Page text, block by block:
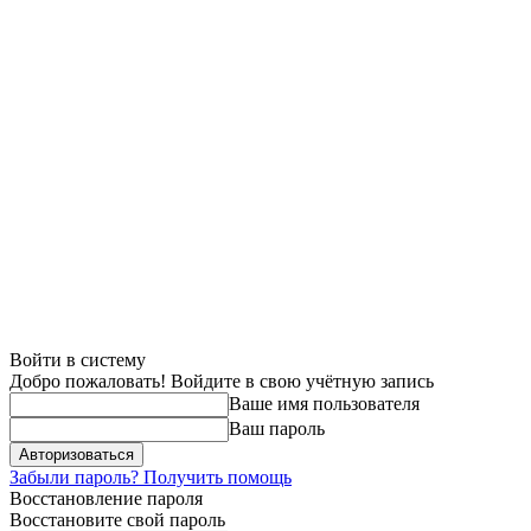
Войти в систему
Добро пожаловать! Войдите в свою учётную запись
Ваше имя пользователя
Ваш пароль
Забыли пароль? Получить помощь
Восстановление пароля
Восстановите свой пароль